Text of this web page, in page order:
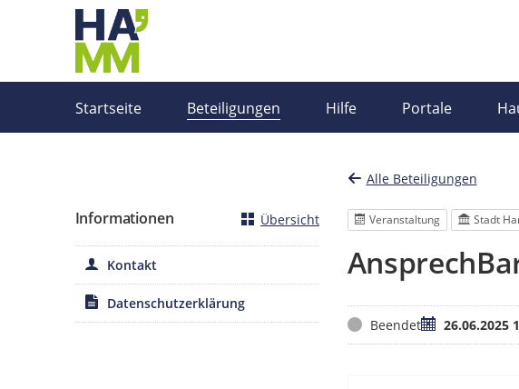
Startseite Beteiligungen Hilfe Portale
Alle Beteiligungen
Veranstaltung Stadt
StatusBeendetTermin26.06.2025
Informationen Übersicht
Kontakt
Datenschutzerklärung